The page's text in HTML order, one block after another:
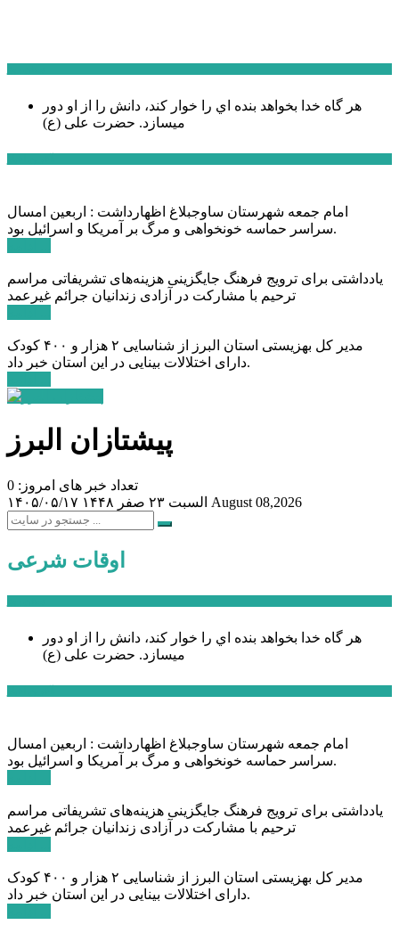
هر گاه خدا بخواهد بنده اي را خوار كند، دانش را از او دور
میسازد. حضرت علی (ع)
امام جمعه شهرستان ساوجبلاغ اظهارداشت : اربعین امسال
سراسر حماسه خونخواهی و مرگ بر آمریکا و اسرائیل بود.
یادداشتی برای ترویج فرهنگ جایگزینی هزینه‌های تشریفاتی مراسم
ترحیم با مشارکت در آزادی زندانیان جرائم غیرعمد
مدیر کل بهزیستی استان البرز از شناسایی ۲ هزار و ۴۰۰ کودک
دارای اختلالات بینایی در این استان خبر داد.
پیشتازان البرز
تعداد خبر های امروز: 0
۱۴۰۵/۰۵/۱۷
السبت ۲۳ صفر ۱۴۴۸ August 08,2026
اوقات شرعی
هر گاه خدا بخواهد بنده اي را خوار كند، دانش را از او دور
میسازد. حضرت علی (ع)
امام جمعه شهرستان ساوجبلاغ اظهارداشت : اربعین امسال
سراسر حماسه خونخواهی و مرگ بر آمریکا و اسرائیل بود.
یادداشتی برای ترویج فرهنگ جایگزینی هزینه‌های تشریفاتی مراسم
ترحیم با مشارکت در آزادی زندانیان جرائم غیرعمد
مدیر کل بهزیستی استان البرز از شناسایی ۲ هزار و ۴۰۰ کودک
دارای اختلالات بینایی در این استان خبر داد.